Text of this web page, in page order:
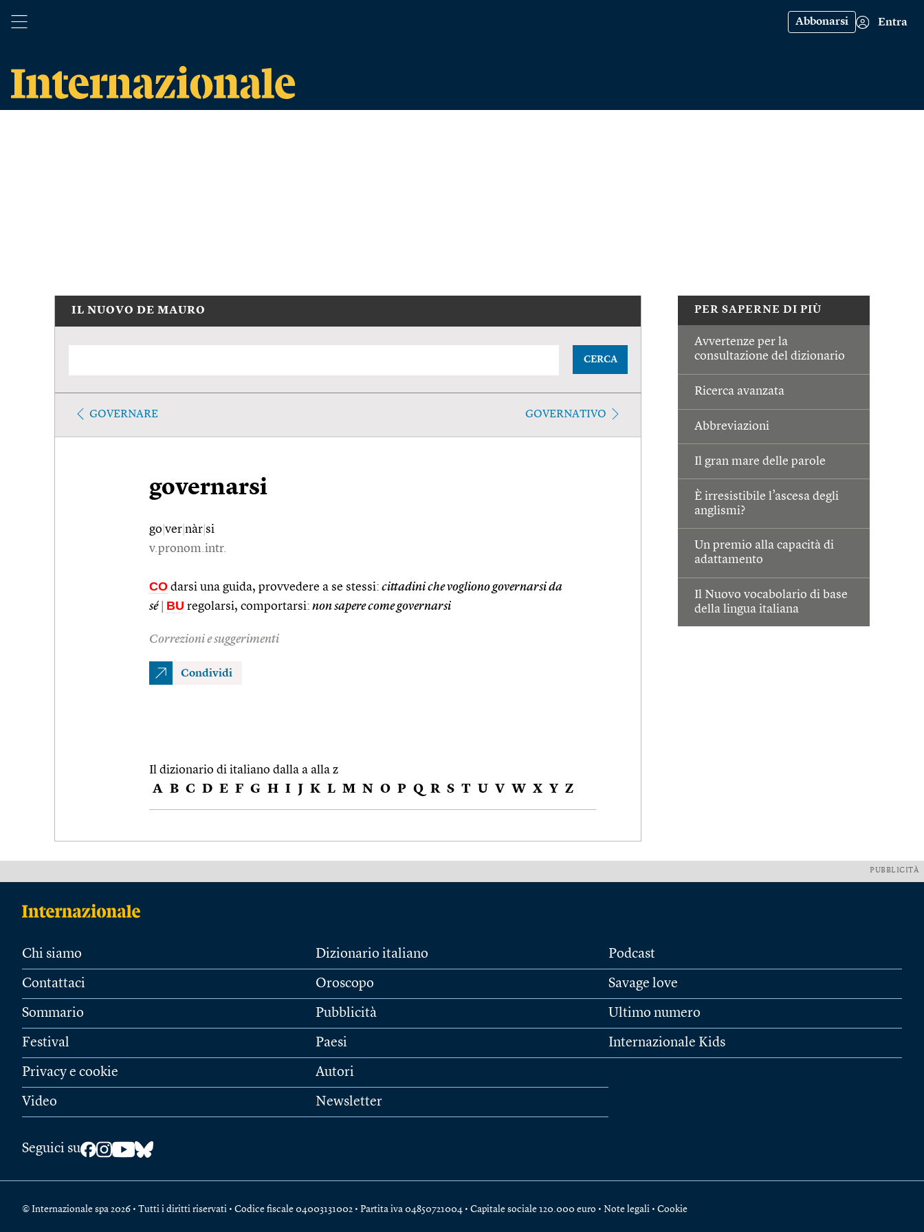
Abbonarsi Entra
PER SAPERNE DI PIÙ
Avvertenze per la
consultazione del dizionario
Ricerca avanzata
Abbreviazioni
Il gran mare delle parole
È irresistibile l’ascesa degli
anglismi?
Un premio alla capacità di
adattamento
Il Nuovo vocabolario di base
della lingua italiana
IL NUOVO DE MAURO
CERCA
GOVERNARE GOVERNATIVO
governarsi
go ver nàr si
v.pronom.intr.
CO darsi una guida, provvedere a se stessi: cittadini che vogliono governarsi da
sé
BU regolarsi, comportarsi: non sapere come governarsi
Correzioni e suggerimenti
Condividi
Il dizionario di italiano dalla a alla z
A B C D E F G H I J K L M N O P Q R S T U V W X Y Z
PUBBLICITÀ
Chi siamo
Contattaci
Sommario
Festival
Privacy e cookie
Video
Dizionario italiano
Oroscopo
Pubblicità
Paesi
Autori
Newsletter
Podcast
Savage love
Ultimo numero
Internazionale Kids
Seguici su
© Internazionale spa 2026 • Tutti i diritti riservati • Codice fiscale 04003131002 • Partita iva 04850721004 • Capitale sociale 120.000 euro • Note legali • Cookie